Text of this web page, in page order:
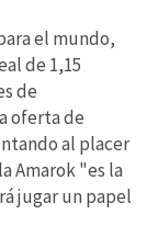
el mundo,
de 1,15
de
oferta de
al placer
Amarok "es la
jugar un papel